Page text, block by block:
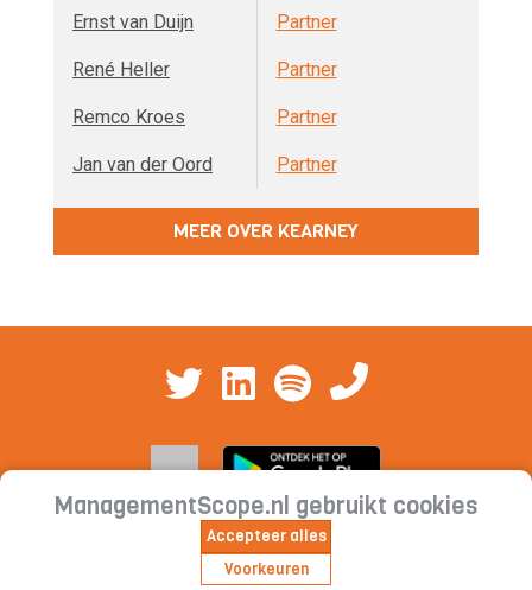
Ernst van Duijn Partner
René Heller Partner
Remco Kroes Partner
Jan van der Oord Partner
MEER OVER KEARNEY
Cookieverklaring | Privacyverklaring |
ManagementScope.nl gebruikt cookies
Accepteer alles
Voorkeuren